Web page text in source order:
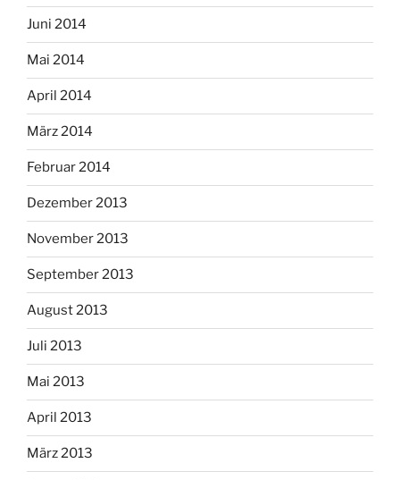
Juni 2014
Mai 2014
April 2014
März 2014
Februar 2014
Dezember 2013
November 2013
September 2013
August 2013
Juli 2013
Mai 2013
April 2013
März 2013